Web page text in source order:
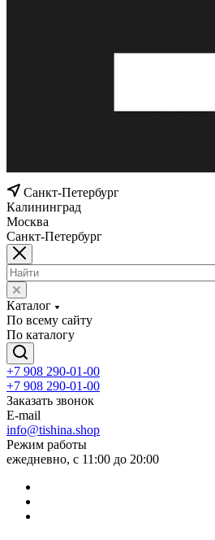
Санкт-Петербург
Калининград
Москва
Санкт-Петербург
Каталог
По всему сайту
По каталогу
+7 908 290-01-00
+7 908 290-01-00
Заказать звонок
E-mail
info@tishina.shop
Режим работы
ежедневно, с 11:00 до 20:00